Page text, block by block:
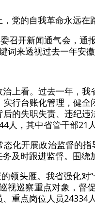
党的自我革命永远在
召开新闻通气会，通
词来透视过去一年安徽
上看。过去一年，
行台账化管理，健
的失职失责、违纪
人，其中省管干部21人
化开展政治监督的
及时跟进监督。围绕
领头雁。我省强化对
视巡察重点对象，
重点岗位人员24334